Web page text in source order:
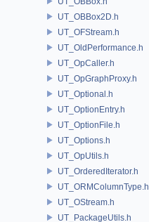
UT_OBBox2D.h
UT_OFStream.h
UT_OldPerformance.h
UT_OpCaller.h
UT_OpGraphProxy.h
UT_Optional.h
UT_OptionEntry.h
UT_OptionFile.h
UT_Options.h
UT_OpUtils.h
UT_OrderedIterator.h
UT_ORMColumnType.h
UT_OStream.h
UT_PackageUtils.h